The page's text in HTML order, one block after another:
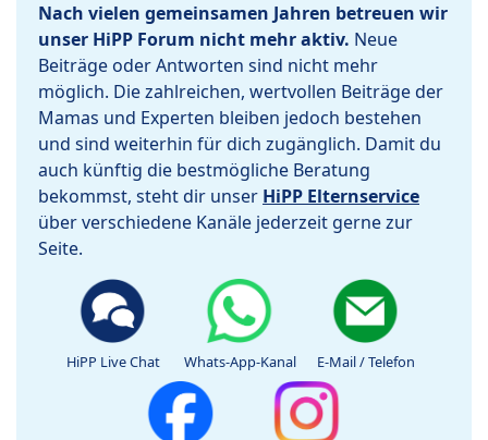
Nach vielen gemeinsamen Jahren betreuen wir
unser HiPP Forum nicht mehr aktiv. Neue
Beiträge oder Antworten sind nicht mehr
möglich. Die zahlreichen, wertvollen Beiträge der
Mamas und Experten bleiben jedoch bestehen
und sind weiterhin für dich zugänglich. Damit du
auch künftig die bestmögliche Beratung
bekommst, steht dir unser HiPP Elternservice
über verschiedene Kanäle jederzeit gerne zur
Seite.
HiPP Live Chat Whats-App-Kanal E-Mail / Telefon